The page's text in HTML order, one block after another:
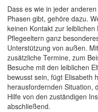
Dass es wie in jeder
Phasen gibt, gehöre dazu.
keinen Kontakt zur
Pflegeeltern ganz
Unterstützung von außen.
zusätzliche Termine, zum
Besuche mit den leiblichen
bewusst sein, fügt Elisabeth
herausfordernden Situation,
Hilfe von den zuständigen
abschließend.